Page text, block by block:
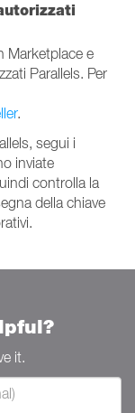
Marketplace e
Parallels. Per
.
segui i
inviate
controlla la
della chiave
it.